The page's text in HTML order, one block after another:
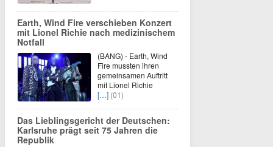
Earth, Wind Fire verschieben Konzert
mit Lionel Richie nach medizinischem
Notfall
(BANG) - Earth, Wind
Fire mussten ihren
gemeinsamen Auftritt
mit Lionel Richie
[…] (01)
Das Lieblingsgericht der Deutschen:
Karlsruhe prägt seit 75 Jahren die
Republik